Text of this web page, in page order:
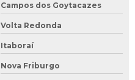
Campos dos Goytacazes
Volta Redonda
Itaboraí
Nova Friburgo